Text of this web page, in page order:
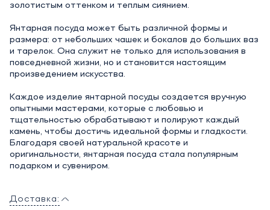
золотистым оттенком и теплым сиянием.
Янтарная посуда может быть различной формы и
размера: от небольших чашек и бокалов до больших ваз
и тарелок. Она служит не только для использования в
повседневной жизни, но и становится настоящим
произведением искусства.
Каждое изделие янтарной посуды создается вручную
опытными мастерами, которые с любовью и
тщательностью обрабатывают и полируют каждый
камень, чтобы достичь идеальной формы и гладкости.
Благодаря своей натуральной красоте и
оригинальности, янтарная посуда стала популярным
подарком и сувениром.
Доставка: